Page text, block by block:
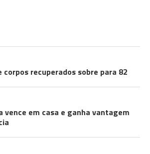
corpos recuperados sobre para 82
vence em casa e ganha vantagem